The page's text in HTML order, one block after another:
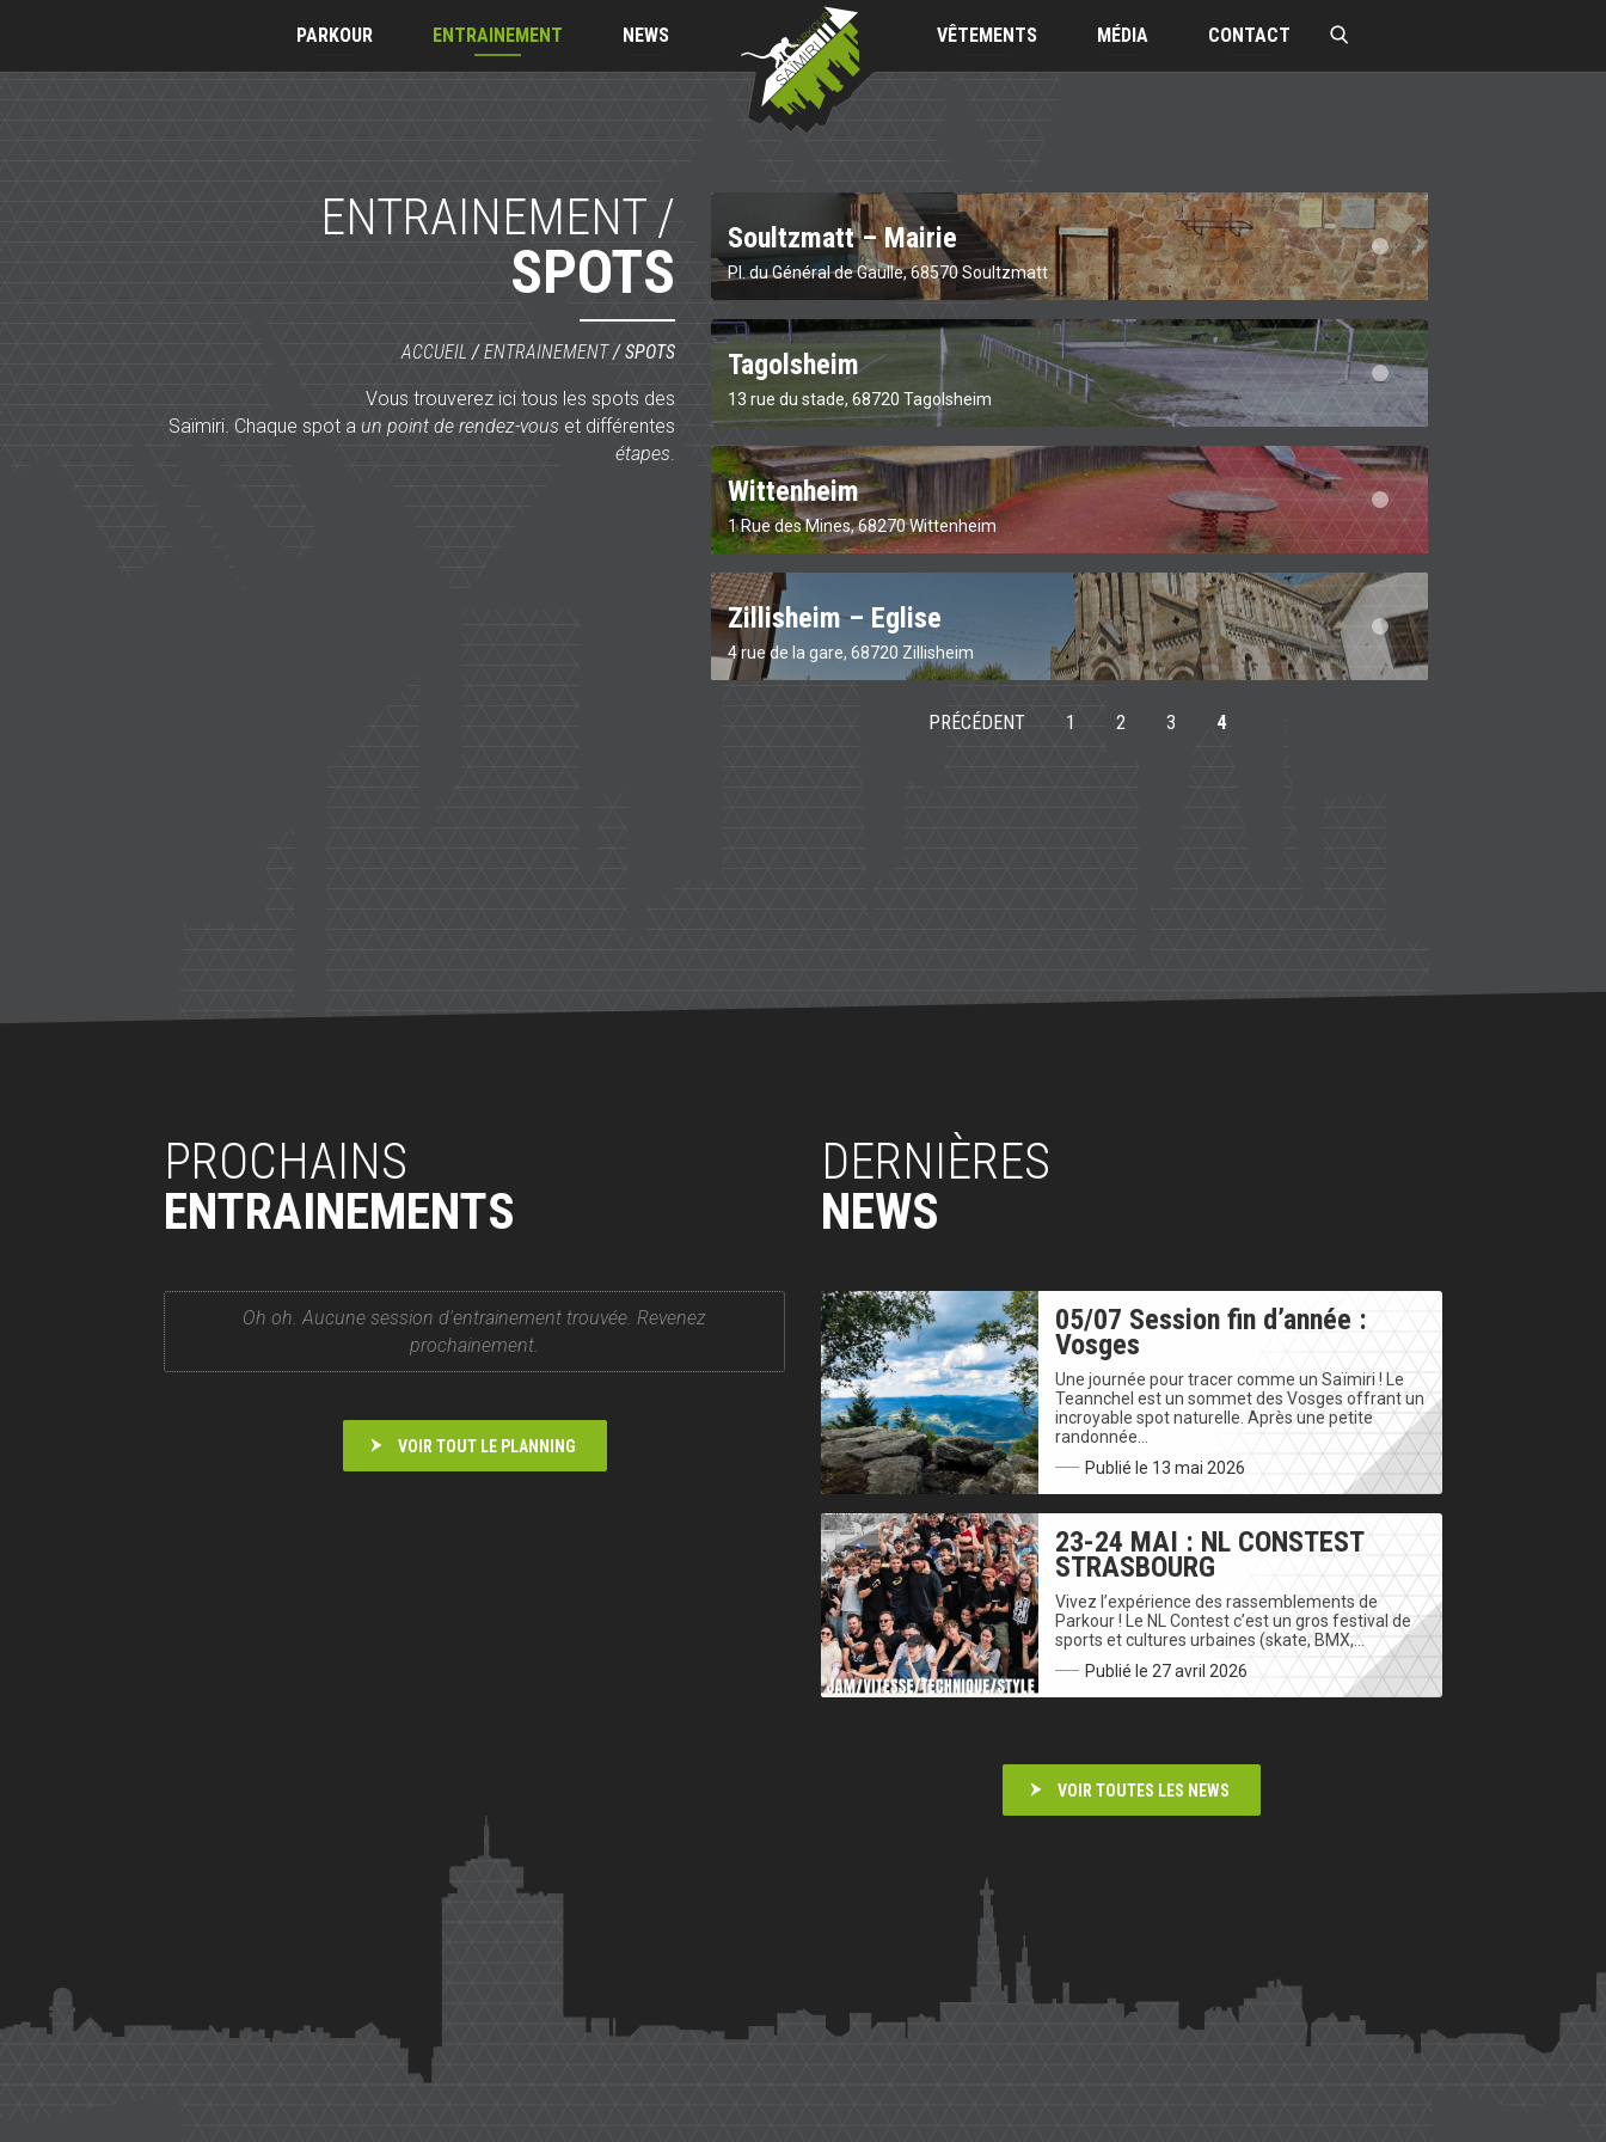
PARKOUR ENTRAINEMENT NEWS
Parkour
VÊTEMENTS MÉDIA CONTACT
ENTRAINEMENT /
SPOTS
ACCUEIL /ENTRAINEMENT/SPOTS
Vous trouverez ici tous les spots des
Saïmiri. Chaque spot a un point de rendez-vous et différentes
étapes.
Soultzmatt – Mairie
Pl. du Général de Gaulle, 68570 Soultzmatt
Tagolsheim
13 rue du stade, 68720 Tagolsheim
Wittenheim
1 Rue des Mines, 68270 Wittenheim
Zillisheim – Eglise
4 rue de la gare, 68720 Zillisheim
PRÉCÉDENT 1 2 3 4
PROCHAINS
ENTRAINEMENTS
Oh oh. Aucune session d'entrainement trouvée. Revenez
prochainement.
VOIR TOUT LE PLANNING
DERNIÈRES
NEWS
05/07 Session fin d’année :
Vosges
Une journée pour tracer comme un Saïmiri ! Le
Teannchel est un sommet des Vosges offrant un
incroyable spot naturelle. Après une petite
randonnée…
Publié le 13 mai 2026
23-24 MAI : NL CONSTEST
STRASBOURG
Vivez l’expérience des rassemblements de
Parkour ! Le NL Contest c’est un gros festival de
sports et cultures urbaines (skate, BMX,…
Publié le 27 avril 2026
VOIR TOUTES LES NEWS